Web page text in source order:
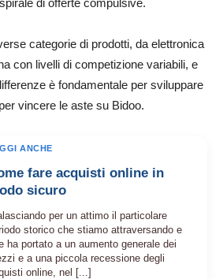
categorie di prodotti, da elettronica
con livelli di competizione variabili, e
è fondamentale per sviluppare
vincere le aste su Bidoo.
ANCHE
fare acquisti online in
sicuro
per un attimo il particolare
storico che stiamo attraversando e
ha portato a un aumento generale dei
e a una piccola recessione degli
online, nel [...]